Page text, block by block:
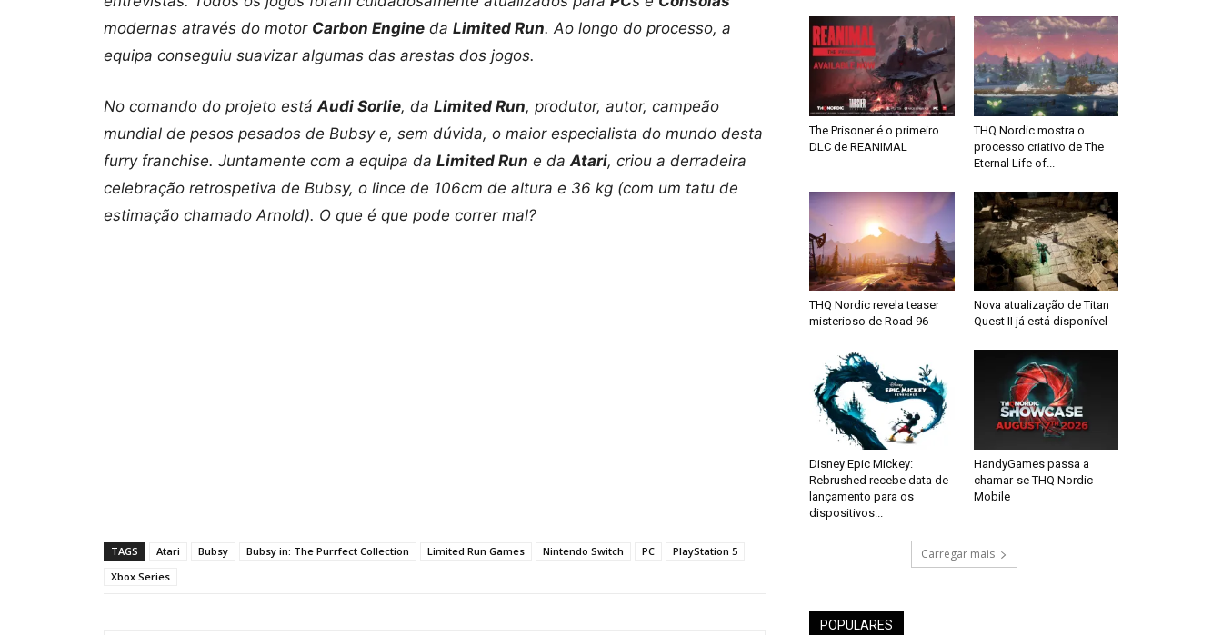
modernas através do motor Carbon Engine da Limited Run. Ao longo do processo, a
equipa conseguiu suavizar algumas das arestas dos jogos.
No comando do projeto estáAudi Sorlie, da Limited Run, produtor, autor, campeão
mundial de pesos pesados de Bubsy e, sem dúvida, o maior especialista do mundo desta
furry franchise. Juntamente com a equipa da Limited Run e daAtari, criou a derradeira
celebração retrospetiva de Bubsy, o lince de 106cm de altura e 36 kg (com um tatu de
estimação chamado Arnold). O que é que pode correr mal?
TAGS Atari Bubsy Bubsy in: The Purrfect Collection Limited Run Games Nintendo Switch PC
PlayStation 5
Xbox Series
The Prisoner é o primeiro
DLC de REANIMAL
THQ Nordic mostra o
processo criativo de The
Eternal Life of...
THQ Nordic revela teaser
misterioso de Road 96
Nova atualização de Titan
Quest II já está disponível
Disney Epic Mickey:
Rebrushed recebe data de
lançamento para os
dispositivos...
HandyGames passa a
chamar-se THQ Nordic
Mobile
Carregar mais
POPULARES